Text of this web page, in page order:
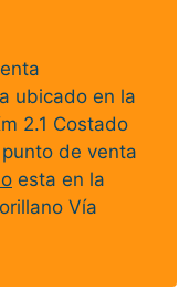
ubicado en la
2.1 Costado
de venta
esta en la
Vía